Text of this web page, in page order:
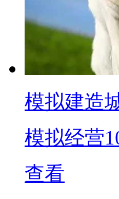
模拟建造
模拟经营
查看